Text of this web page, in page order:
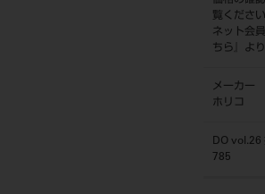
覧ください
ネット会
ちら
』よ
メーカー
ホリコ
DO vol.26
785